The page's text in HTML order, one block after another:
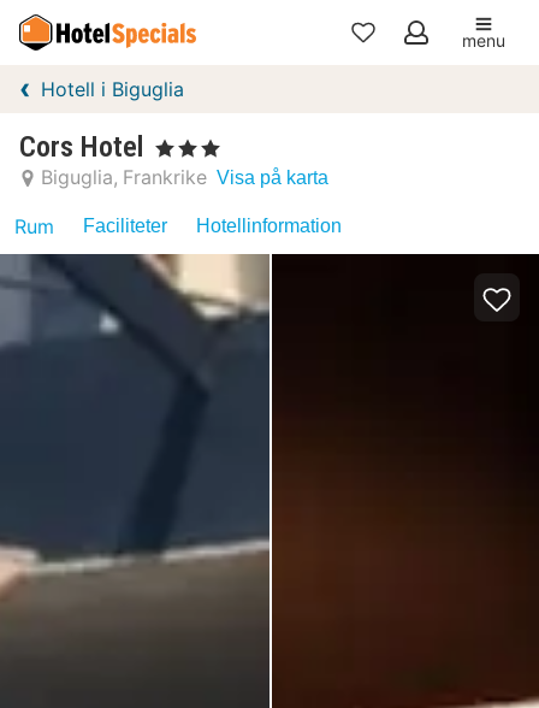
Mina
menu
Hotell i Biguglia
Cors Hotel , 3 Stjärnor
Biguglia Frankrike Visa på karta
Rum Faciliteter Hotellinformation